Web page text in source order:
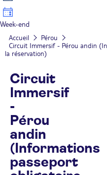
Week-end
Accueil
Pérou
Circuit Immersif - Pérou andin
la réservation)
Circuit
Immersif
-
Pérou
andin
(Informations
passeport